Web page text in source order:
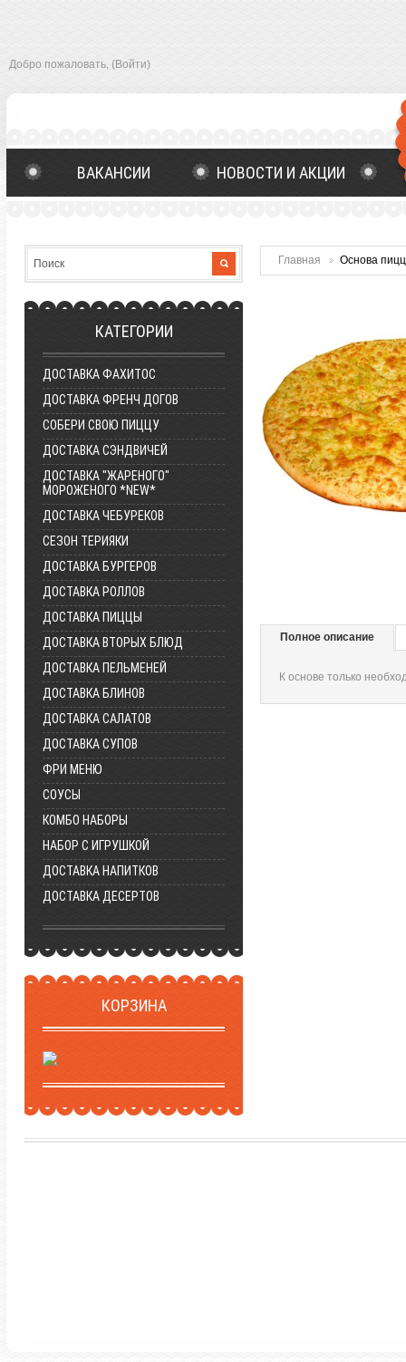
Добро пожаловать, (Войти)
ВАКАНСИИ НОВОСТИ И АКЦИИ
ГЛАВНАЯ
Главная Основа
Полное описание
К основе только
КАТЕГОРИИ
ДОСТАВКА ФАХИТОС
ДОСТАВКА ФРЕНЧ ДОГОВ
СОБЕРИ СВОЮ ПИЦЦУ
ДОСТАВКА СЭНДВИЧЕЙ
ДОСТАВКА "ЖАРЕНОГО"
МОРОЖЕНОГО *NEW*
ДОСТАВКА ЧЕБУРЕКОВ
СЕЗОН ТЕРИЯКИ
ДОСТАВКА БУРГЕРОВ
ДОСТАВКА РОЛЛОВ
ДОСТАВКА ПИЦЦЫ
ДОСТАВКА ВТОРЫХ БЛЮД
ДОСТАВКА ПЕЛЬМЕНЕЙ
ДОСТАВКА БЛИНОВ
ДОСТАВКА САЛАТОВ
ДОСТАВКА СУПОВ
ФРИ МЕНЮ
СОУСЫ
КОМБО НАБОРЫ
НАБОР С ИГРУШКОЙ
ДОСТАВКА НАПИТКОВ
ДОСТАВКА ДЕСЕРТОВ
КОРЗИНА